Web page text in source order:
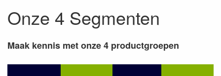
Onze 4 Segmenten
Maak kennis met onze 4 productgroepen